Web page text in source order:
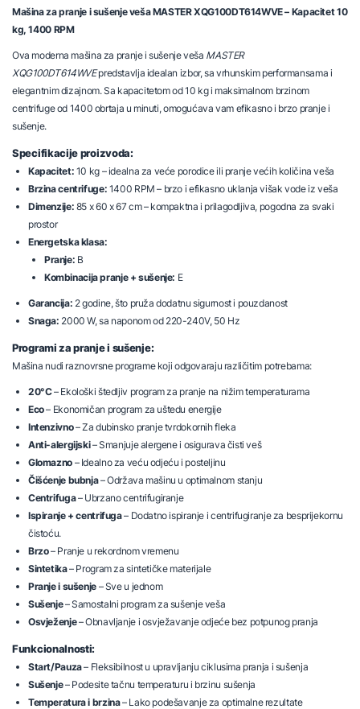
Mašina za pranje i sušenje veša MASTER XQG100DT614WVE – Kapacitet 10
kg, 1400 RPM
Ova moderna mašina za pranje i sušenje veša MASTER
XQG100DT614WVEpredstavlja idealan izbor, sa vrhunskim performansama i
elegantnim dizajnom. Sa kapacitetom od 10 kg i maksimalnom brzinom
centrifuge od 1400 obrtaja u minuti, omogućava vam efikasno i brzo pranje i
sušenje.
Specifikacije proizvoda:
Kapacitet: 10 kg – idealna za veće porodice ili pranje većih količina veša
Brzina centrifuge: 1400 RPM – brzo i efikasno uklanja višak vode iz veša
Dimenzije: 85 x 60 x 67 cm – kompaktna i prilagodljiva, pogodna za svaki
prostor
Energetska klasa:
Pranje: B
Kombinacija pranje + sušenje: E
Garancija: 2 godine, što pruža dodatnu sigurnost i pouzdanost
Snaga: 2000 W, sa naponom od 220-240V, 50 Hz
Programi za pranje i sušenje:
Mašina nudi raznovrsne programe koji odgovaraju različitim potrebama:
20°C– Ekološki štedljiv program za pranje na nižim temperaturama
Eco– Ekonomičan program za uštedu energije
Intenzivno– Za dubinsko pranje tvrdokornih fleka
Anti-alergijski– Smanjuje alergene i osigurava čisti veš
Glomazno– Idealno za veću odjeću i posteljinu
Čišćenje bubnja– Održava mašinu u optimalnom stanju
Centrifuga– Ubrzano centrifugiranje
Ispiranje + centrifuga– Dodatno ispiranje i centrifugiranje za besprijekornu
čistoću.
Brzo– Pranje u rekordnom vremenu
Sintetika– Program za sintetičke materijale
Pranje i sušenje– Sve u jednom
Sušenje– Samostalni program za sušenje veša
Osvježenje– Obnavljanje i osvježavanje odjeće bez potpunog pranja
Funkcionalnosti:
Start/Pauza– Fleksibilnost u upravljanju ciklusima pranja i sušenja
Sušenje– Podesite tačnu temperaturu i brzinu sušenja
Temperatura i brzina– Lako podešavanje za optimalne rezultate